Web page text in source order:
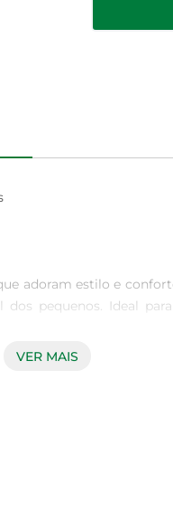
adoram estilo e
pequenos. Ideal
VER MAIS